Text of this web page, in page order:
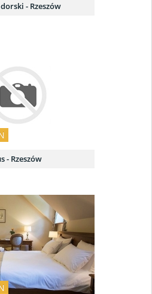
- Rzeszów
- Rzeszów